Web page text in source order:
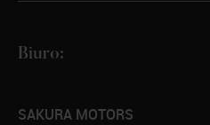
Biuro:
SAKURA MOTORS